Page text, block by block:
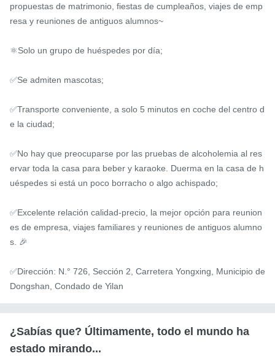
propuestas de matrimonio, fiestas de cumpleaños, viajes de emp
resa y reuniones de antiguos alumnos~
⚛️Solo un grupo de huéspedes por día;
✅Se admiten mascotas;
✅Transporte conveniente, a solo 5 minutos en coche del centro d
e la ciudad;
✅No hay que preocuparse por las pruebas de alcoholemia al res
ervar toda la casa para beber y karaoke. Duerma en la casa de h
uéspedes si está un poco borracho o algo achispado;
✅Excelente relación calidad-precio, la mejor opción para reunion
es de empresa, viajes familiares y reuniones de antiguos alumno
s. 🎉
✅Dirección: N.° 726, Sección 2, Carretera Yongxing, Municipio de
Dongshan, Condado de Yilan
¿Sabías que? Últimamente, todo el mundo ha
estado mirando...